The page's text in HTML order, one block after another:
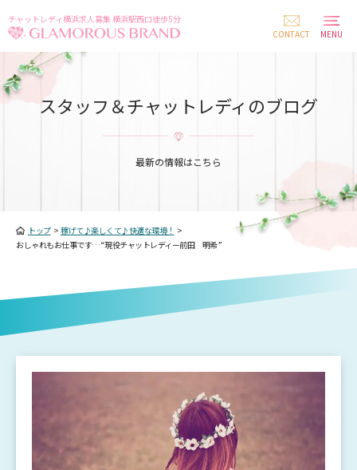
チャットレディ横浜求人募集 横浜駅西口徒歩5分
CONTACT
MENU
スタッフ＆チャットレディのブログ
最新の情報はこちら
トップ> 稼げて♪楽しくて♪快適な環境！ >
おしゃれもお仕事です…“現役チャットレディー前田 明希”